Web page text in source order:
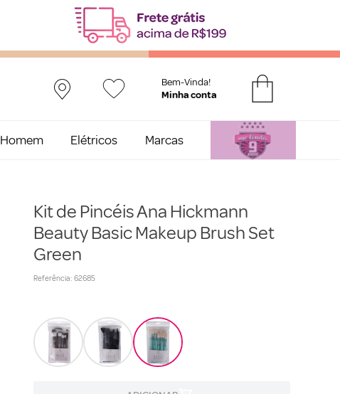
Bem-Vinda!
Homem Elétricos Marcas
Kit de Pincéis Ana Hickmann
Beauty Basic Makeup Brush Set
Green
Referência: 62685